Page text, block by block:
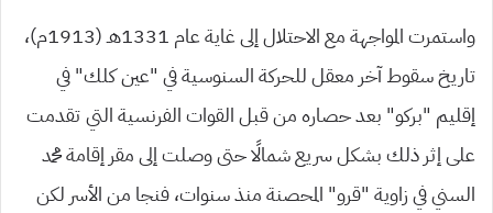
واستمرت المواجهة مع الاحتلال إلى غاية عام 1331هـ (1913م)،
تاريخ سقوط آخر معقل للحركة السنوسية في “عين كلك” في
إقليم “بركو” بعد حصاره من قبل القوات الفرنسية التي تقدمت
على إثر ذلك بشكل سريع شمالًا حتى وصلت إلى مقر إقامة محمد
السني في زاوية “قرو” المحصنة منذ سنوات، فنجا من الأسر لكن